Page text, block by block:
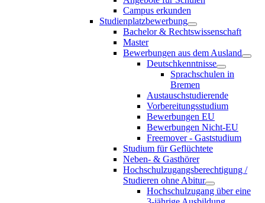
Campus erkunden
Studienplatzbewerbung
Bachelor & Rechtswissenschaft
Master
Bewerbungen aus dem Ausland
Deutschkenntnisse
Sprachschulen in
Bremen
Austauschstudierende
Vorbereitungsstudium
Bewerbungen EU
Bewerbungen Nicht-EU
Freemover - Gaststudium
Studium für Geflüchtete
Neben- & Gasthörer
Hochschulzugangsberechtigung /
Studieren ohne Abitur
Hochschulzugang über eine